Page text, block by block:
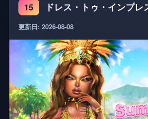
15 ドレス・トゥ・インプレ
更新日: 2026-08-08